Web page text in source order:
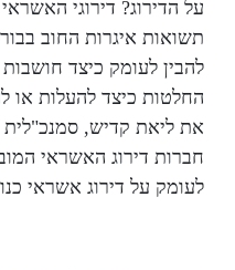
על הדירוג? דירוגי
תשואות איגרות החוב
להבין לעומק כיצד
החלטות כיצד להעלות או
את ליאת קדיש,
חברות דירוג האשראי
לעומק על דירוג אשראי